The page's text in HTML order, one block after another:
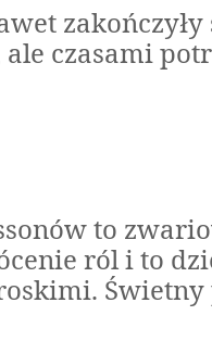
czasami
to
ról i to
Świetny